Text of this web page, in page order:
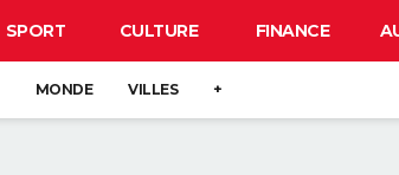
SPORT CULTURE FINANCE
MONDE VILLES +